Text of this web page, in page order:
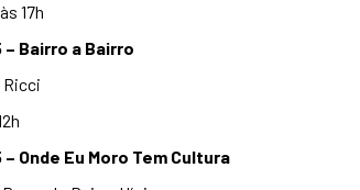
17h
– Bairro a Bairro
Ricci
Onde Eu Moro Tem Cultura